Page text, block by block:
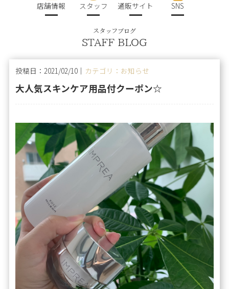
店舗情報 スタッフ 通販サイト SNS
スタッフブログ
STAFF BLOG
投稿日：2021/02/10｜ カテゴリ：お知らせ
大人気スキンケア用品付クーポン☆